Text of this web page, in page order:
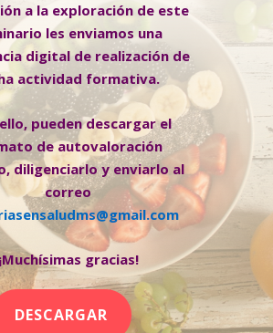
a la exploración de este
les enviamos una
digital de realización de
actividad formativa.
pueden descargar el
de autovaloración
diligenciarlo y enviarlo al
correo
¡Muchísimas gracias!
DESCARGAR